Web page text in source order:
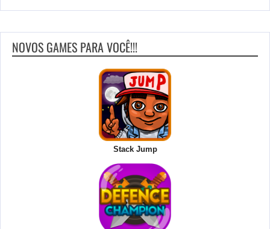
NOVOS GAMES PARA VOCÊ!!!
Stack Jump